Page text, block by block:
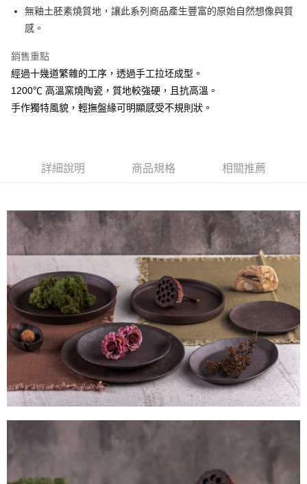
AFTEE先享後付
【關於「AFTEE先享後付」】
AFTEE先享後付是「在收到商品之後才付款」的支付方式。 讓您購物簡單
便利好安心！
１．簡單：不需註冊會員、不需綁卡、不需儲值。
２．便利：只要手機號碼，簡訊認證，即可結帳。
結帳頁面，進行簡訊認證並確認金額後，即可完成結帳。
※ 請注意：結帳手續完成當下不需立刻繳費，但若您需要取消訂單，請聯絡
購買商品的店家。未經商家同意取消之訂單仍視為有效，需透過AFTEE先享
後付繳納相關費用。
※ 交易是否成功請以「AFTEE先享後付 」之結帳頁面顯示為準，若有關於
是否繳費成功／繳費後需取消欲退款等相關疑問，請聯繫「AFTEE先享後付
客戶支援中心」https://netprotections.freshdesk.com/support/home
【注意事項】
１．透過由恩沛科技股份有限公司提供之「AFTEE先享後付」服務完成之交
易，需依本服務之必要範圍內提供個人資料，並將交易相關給付款項請求債
權轉讓予恩沛科技股份有限公司。
２．關於個人資料處理事宜，請瀏覽以下網址：
https://aftee.tw/terms/#terms3
３．未成年的使用者請事先徵得法定代理人或監護人之同意方可使用
「AFTEE先享後付」，若未經同意申辦者引起之損失，本公司不負相關責
任。
時審查核予不同之上限額度；若仍有額度不足之情形，本公司將視審查結果
ATM付款
7-11取貨付款
宅配
每筆NT$100，滿NT$1,500(含以上)免運費
順豐速運 查看運費
無釉土胚素燒質地，讓此系列商品產生豐富的原始自然想像與質
感。
銷售重點
經過十幾道繁雜的工序，透過手工拉坯成型。
1200℃ 高溫窯燒陶瓷，質地較強硬，且抗高溫。
手作獨特風貌，輕撫盤緣可明顯感受不規則狀。
詳細說明 商品規格 相關推薦